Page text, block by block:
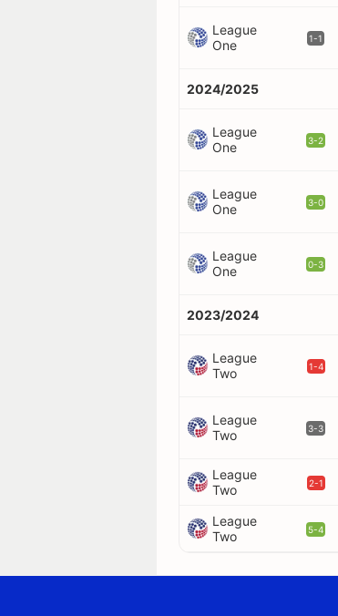
League
One
1-1
2024/2025
League
One
3-2
League
One
3-0
League
One
0-3
2023/2024
League
Two
1-4
League
Two
3-3
League
Two
2-1
League
Two
5-4